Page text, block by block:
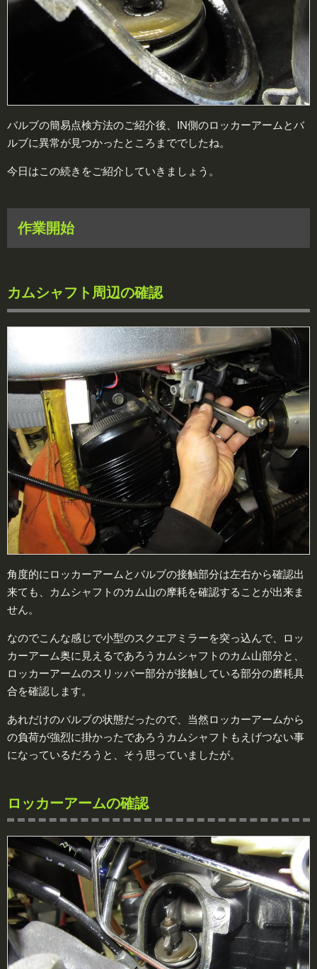
バルブの簡易点検方法のご紹介後、IN側のロッカーアームとバ
ルブに異常が見つかったところまででしたね。
今日はこの続きをご紹介していきましょう。
作業開始
カムシャフト周辺の確認
角度的にロッカーアームとバルブの接触部分は左右から確認出
来ても、カムシャフトのカム山の摩耗を確認することが出来ま
せん。
なのでこんな感じで小型のスクエアミラーを突っ込んで、ロッ
カーアーム奥に見えるであろうカムシャフトのカム山部分と、
ロッカーアームのスリッパー部分が接触している部分の磨耗具
合を確認します。
あれだけのバルブの状態だったので、当然ロッカーアームから
の負荷が強烈に掛かったであろうカムシャフトもえげつない事
になっているだろうと、そう思っていましたが。
ロッカーアームの確認